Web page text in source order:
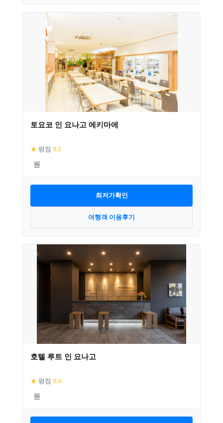
토요코 인 요나고 에키마에
★ 평점 8.2
최저가확인
여행객 이용후기
호텔 루트 인 요나고
★ 평점 8.4